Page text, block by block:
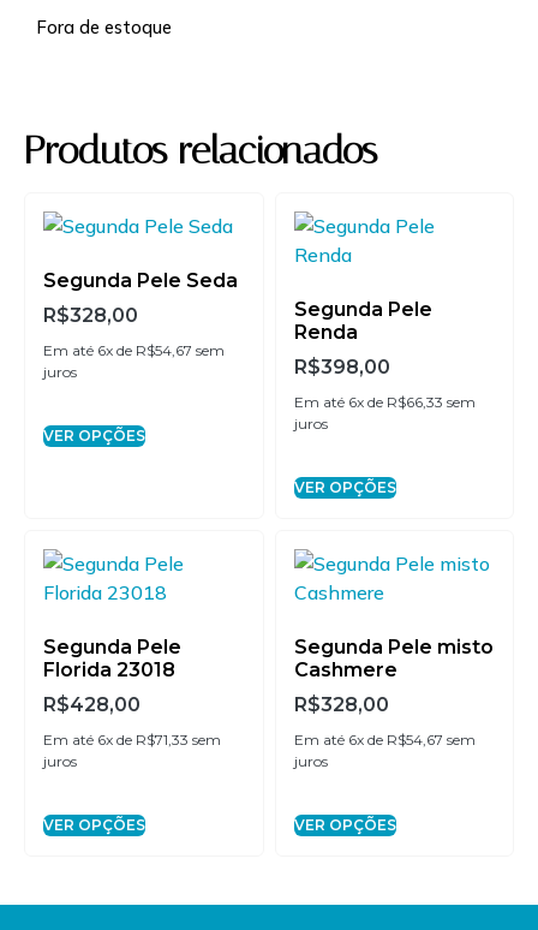
Fora de estoque
Produtos relacionados
Segunda Pele Seda
R$328,00
Em até 6x de R$54,67 sem
juros
VER OPÇÕES
Segunda Pele
Renda
R$398,00
Em até 6x de R$66,33 sem
juros
VER OPÇÕES
Segunda Pele
Florida 23018
R$428,00
Em até 6x de R$71,33 sem
juros
VER OPÇÕES
Segunda Pele misto
Cashmere
R$328,00
Em até 6x de R$54,67 sem
juros
VER OPÇÕES